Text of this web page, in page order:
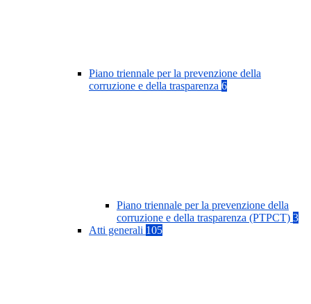
Piano triennale per la prevenzione della
corruzione e della trasparenza 6
Piano triennale per la prevenzione della
corruzione e della trasparenza (PTPCT) 3
Atti generali 105